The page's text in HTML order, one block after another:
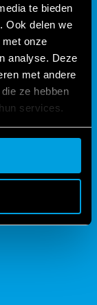
te bieden
Ook delen we
onze
analyse. Deze
met andere
ze hebben
services.
onderhevig
die geschikt is